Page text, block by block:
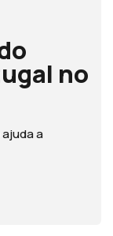
no
ajuda a